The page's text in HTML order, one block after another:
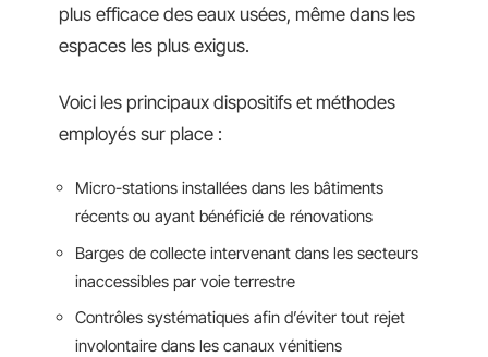
plus efficace des eaux usées, même dans les
espaces les plus exigus.
Voici les principaux dispositifs et méthodes
employés sur place :
Micro-stations installées dans les bâtiments
récents ou ayant bénéficié de rénovations
Barges de collecte intervenant dans les secteurs
inaccessibles par voie terrestre
Contrôles systématiques afin d’éviter tout rejet
involontaire dans les canaux vénitiens